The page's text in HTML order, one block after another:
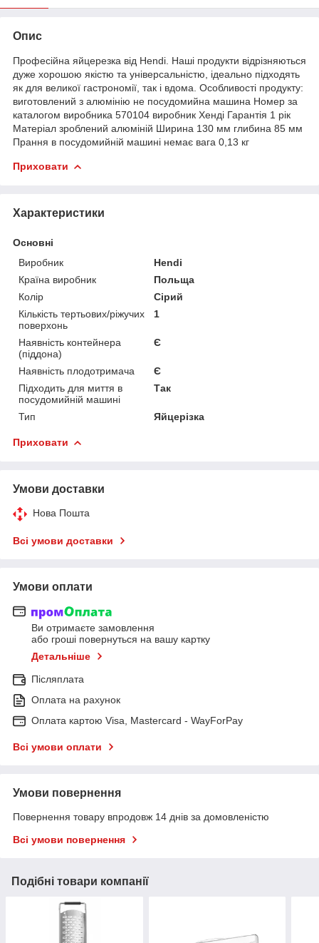
Опис
Професійна яйцерезка від Hendi. Наші продукти відрізняються
дуже хорошою якістю та універсальністю, ідеально підходять
як для великої гастрономії, так і вдома. Особливості продукту:
виготовлений з алюмінію не посудомийна машина Номер за
каталогом виробника 570104 виробник Хенді Гарантія 1 рік
Матеріал зроблений алюміній Ширина 130 мм глибина 85 мм
Прання в посудомийній машині немає вага 0,13 кг
Приховати
Характеристики
Основні
Виробник
Hendi
Країна виробник
Польща
Колір
Сірий
Кількість тертьових/ріжучих
поверхонь
1
Наявність контейнера
(піддона)
Є
Наявність плодотримача
Є
Підходить для миття в
посудомийній машині
Так
Тип Яйцерізка
Приховати
Умови доставки
Нова Пошта
Всі умови доставки
Умови оплати
Ви отримаєте замовлення
або гроші повернуться на вашу картку
Детальніше
Післяплата
Оплата на рахунок
Оплата картою Visa, Mastercard - WayForPay
Всі умови оплати
Умови повернення
Повернення товару впродовж 14 днів за домовленістю
Всі умови повернення
Подібні товари компанії